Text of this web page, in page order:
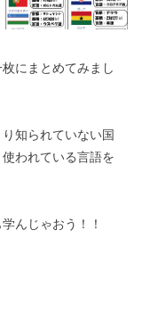
にまとめてみまし
知られていない国
われている言語を
んじゃおう！！